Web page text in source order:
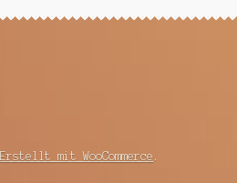
Erstellt mit WooCommerce